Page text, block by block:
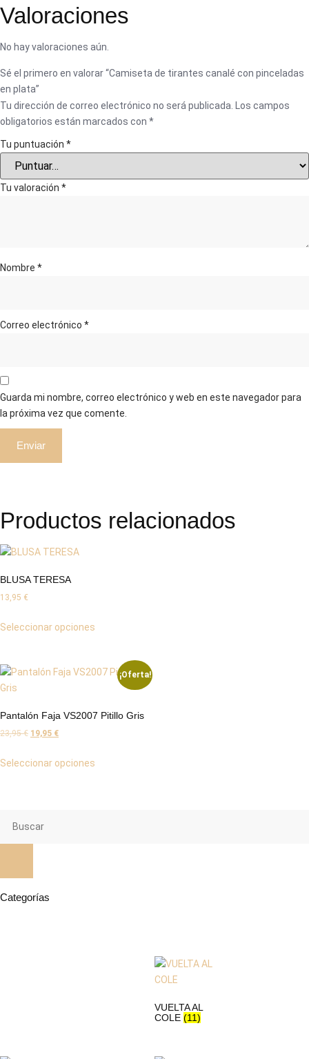
Valoraciones
No hay valoraciones aún.
Sé el primero en valorar “Camiseta de tirantes canalé con pinceladas
en plata”
Tu dirección de correo electrónico no será publicada.
Los campos
obligatorios están marcados con *
Tu puntuación *
Tu valoración *
Nombre *
Correo electrónico *
Guarda mi nombre, correo electrónico y web en este navegador para
la próxima vez que comente.
Productos relacionados
BLUSA TERESA
13,95 €
Seleccionar opciones
¡Oferta!
Pantalón Faja VS2007 Pitillo Gris
23,95€ 19,95 €
Seleccionar opciones
Categorías
VUELTA AL
COLE (11)